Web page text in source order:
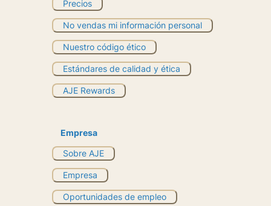
Precios
No vendas mi información personal
Nuestro código ético
Estándares de calidad y ética
AJE Rewards
Empresa
Sobre AJE
Empresa
Oportunidades de empleo